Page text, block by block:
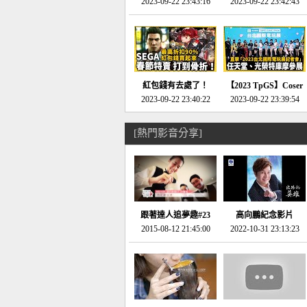
天平》介紹！-電玩宅
速配20230126
回「石村號」的恐懼體
驗-電玩宅速配
20230125
紅包錢有去處了！
SEGA春節特賣 超過85
款遊戲打到骨折-電玩
宅速配20230119
2023-09-22 23:40:22
【2023 TpGS】Coser
和Show Girl搶先看！
直擊展前記者會-電玩
2023-09-22 23:39:54
[熱門影音分享]
跟著達人追夢趣#23
promo-我想開間咖啡
館(謝佳凌)
2015-08-12 21:45:00
高向鵬紀念影片
2022-10-31 23:13:23